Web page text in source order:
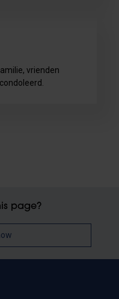
vrienden
page?